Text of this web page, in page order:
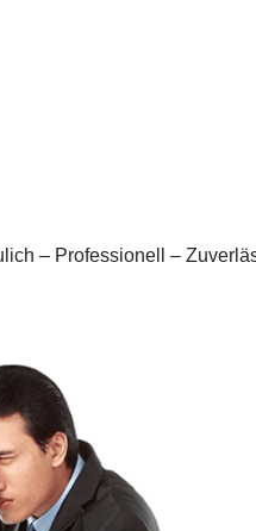
– Professionell –